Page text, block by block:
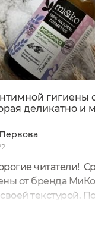
гигиены
деликатно и
читатели!
от бренда
текстурой.
оно меня